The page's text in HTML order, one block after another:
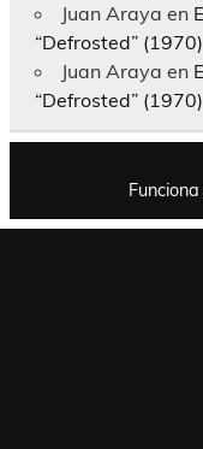
Juan Araya en
“Defrosted” (1970)
Juan Araya en
“Defrosted” (1970)